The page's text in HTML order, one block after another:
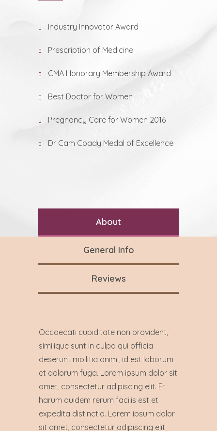
Industry Innovator Award
Prescription of Medicine
CMA Honorary Membership Award
Best Doctor for Women
Pregnancy Care for Women 2016
Dr Cam Coady Medal of Excellence
About
General Info
Reviews
Occaecati cupiditate non provident,
similique sunt in culpa qui officia
deserunt mollitia animi, id est laborum
et dolorum fuga. Lorem ipsum dolor sit
amet, consectetur adipiscing elit. Et
harum quidem rerum facilis est et
expedita distinctio. Lorem ipsum dolor
sit amet, consectetur adipiscing elit.